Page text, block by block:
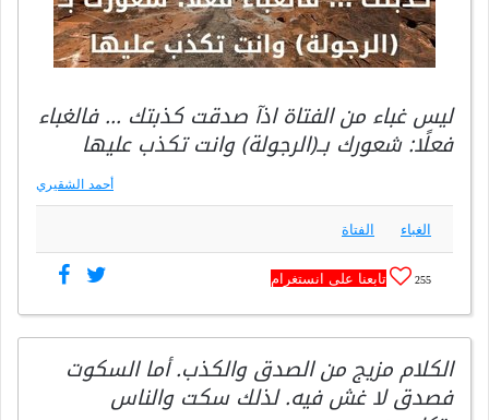
ليس غباء من الفتاة اذآ صدقت كذبتك … فالغباء
فعلًا: شعورك بــ(الرجولة) وانت تكذب عليها
أحمد الشقيري
الغباء الفتاة
255 تابعنا على انستغرام
الكلام مزيج من الصدق والكذب. أما السكوت
فصدق لا غش فيه. لذلك سكت والناس